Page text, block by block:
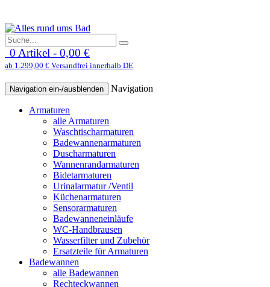
0 Artikel - 0,00 €
ab 1.299,00 € Versandfrei innerhalb DE
Navigation ein-/ausblenden Navigation
Armaturen
alle Armaturen
Waschtischarmaturen
Badewannenarmaturen
Duscharmaturen
Wannenrandarmaturen
Bidetarmaturen
Urinalarmatur /Ventil
Küchenarmaturen
Sensorarmaturen
Badewanneneinläufe
WC-Handbrausen
Wasserfilter und Zubehör
Ersatzteile für Armaturen
Badewannen
alle Badewannen
Rechteckwannen